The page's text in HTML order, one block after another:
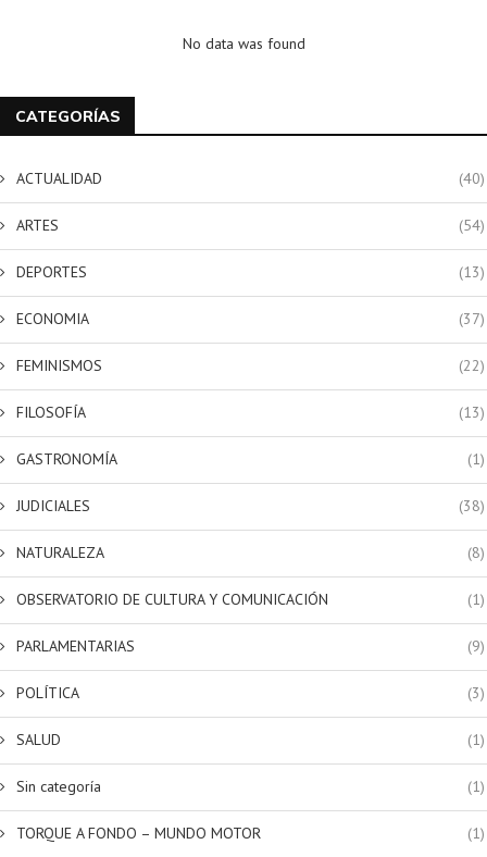
No data was found
CATEGORÍAS
ACTUALIDAD (40)
ARTES (54)
DEPORTES (13)
ECONOMIA (37)
FEMINISMOS (22)
FILOSOFÍA (13)
GASTRONOMÍA (1)
JUDICIALES (38)
NATURALEZA (8)
OBSERVATORIO DE CULTURA Y COMUNICACIÓN (1)
PARLAMENTARIAS (9)
POLÍTICA (3)
SALUD (1)
Sin categoría (1)
TORQUE A FONDO – MUNDO MOTOR (1)